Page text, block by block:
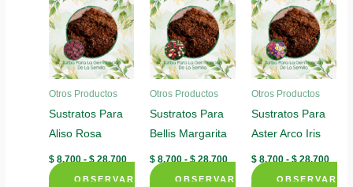
Otros Productos
Sustratos Para
Aliso Rosa
$ 8.700 - $28.700 Rango
precios:
OBSERVAR
Otros Productos
Sustratos Para
Bellis Margarita
$ 8.700 - $28.700 Rango
precios:
OBSERVAR
Otros Productos
Sustratos Para
Aster Arco Iris
$8.700 - $28.700
OBSERVAR